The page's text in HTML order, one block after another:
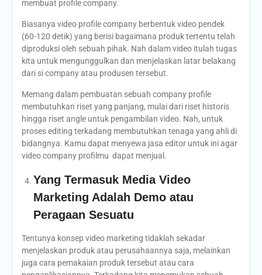
membuat profile company.
Biasanya video profile company berbentuk video pendek
(60-120 detik) yang berisi bagaimana produk tertentu telah
diproduksi oleh sebuah pihak. Nah dalam video itulah tugas
kita untuk mengunggulkan dan menjelaskan latar belakang
dari si company atau produsen tersebut.
Memang dalam pembuatan sebuah company profile
membutuhkan riset yang panjang, mulai dari riset historis
hingga riset angle untuk pengambilan video. Nah, untuk
proses editing terkadang membutuhkan tenaga yang ahli di
bidangnya. Kamu dapat menyewa jasa editor untuk ini agar
video company profilmu dapat menjual.
Yang Termasuk Media Video
Marketing Adalah Demo atau
Peragaan Sesuatu
Tentunya konsep video marketing tidaklah sekadar
menjelaskan produk atau perusahaannya saja, melainkan
juga cara pemakaian produk tersebut atau cara